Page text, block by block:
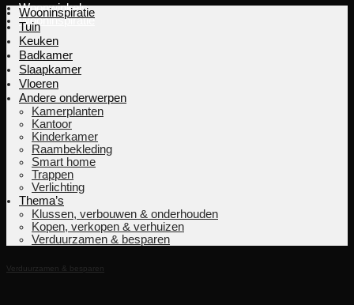
Woonwinkels
Wooninspiratie
Wooninspiratie
Tuin
Keuken
Badkamer
Slaapkamer
Vloeren
Andere onderwerpen
Kamerplanten
Kantoor
Kinderkamer
Raambekleding
Smart home
Trappen
Verlichting
Thema’s
Klussen, verbouwen & onderhouden
Kopen, verkopen & verhuizen
Verduurzamen & besparen
Verduurzamen & besparen